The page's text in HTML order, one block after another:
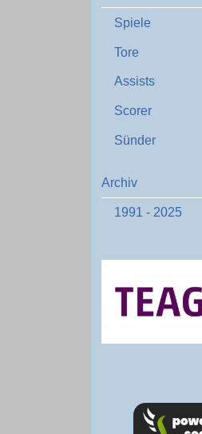
Spiele
Tore
Assists
Scorer
Sünder
Archiv
1991 - 2025